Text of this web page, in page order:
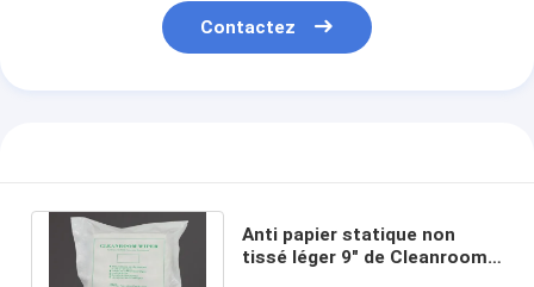
Contactez
Anti papier statique non
tissé léger 9" de Cleanroom